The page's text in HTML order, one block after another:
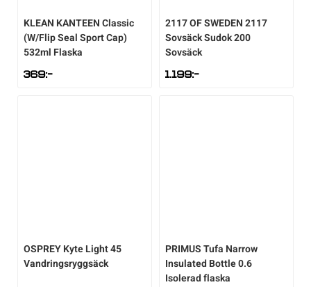
KLEAN KANTEENClassic
(W/Flip Seal Sport Cap)
532ml Flaska
369:-
2117 OF SWEDEN2117
Sovsäck Sudok 200
Sovsäck
1.199:-
OSPREYKyte Light 45
Vandringsryggsäck
PRIMUSTufa Narrow
Insulated Bottle 0.6
Isolerad flaska